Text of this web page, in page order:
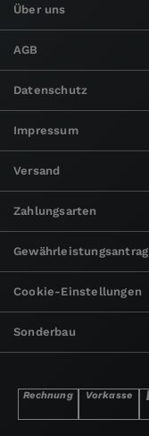
Über uns
AGB
Datenschutz
Impressum
Versand
Zahlungsarten
Gewährleistungsantrag
Cookie-Einstellungen
Sonderbau
Rechnung Vorkasse